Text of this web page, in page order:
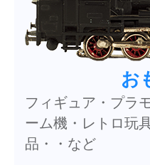
お
フィギュア・プラ
ーム機・レトロ玩
品・・など